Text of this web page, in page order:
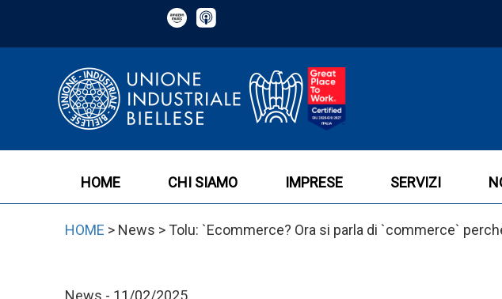
HOME CHI SIAMO IMPRESE SERVIZI
HOME > News > Tolu: `Ecommerce? Ora si parla di `commerce`
News - 11/02/2025